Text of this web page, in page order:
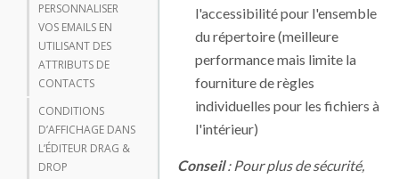
PERSONNALISER
VOS EMAILS EN
UTILISANT DES
ATTRIBUTS DE
CONTACTS
CONDITIONS
D’AFFICHAGE DANS
L’ÉDITEUR DRAG &
DROP
l'accessibilité pour l'ensemble
du répertoire (meilleure
performance mais limite la
fourniture de règles
individuelles pour les fichiers à
l'intérieur)
Conseil: Pour plus de sécurité,